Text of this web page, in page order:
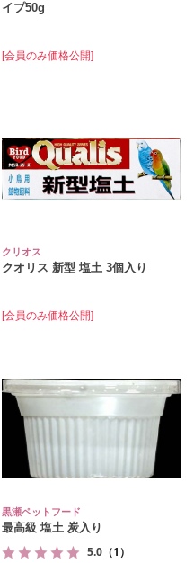
イプ50g
[会員のみ価格公開]
クリオス
クオリス 新型 塩土 3個入り
[会員のみ価格公開]
黒瀬ペットフード
最高級 塩土 炭入り
5.0 （1）